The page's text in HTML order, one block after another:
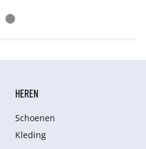
HEREN
Schoenen
Kleding